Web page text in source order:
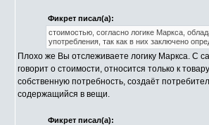
Фикрет писал(а):
стоимостью, согласно логике Маркса,
употребления, так как в них заключено
Плохо же Вы отслеживаете логику Маркса. С
говорит о стоимости, относится только к
собственную потребность, создаёт
содержащийся в вещи.
Фикрет писал(а):